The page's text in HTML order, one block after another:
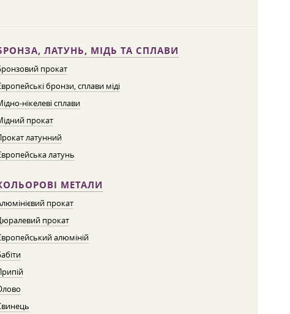
ЛАТУНЬ, МІДЬ ТА СПЛАВИ
прокат
бронзи, сплави міді
нікелеві сплави
прокат
латунний
латунь
МЕТАЛИ
прокат
прокат
алюміній